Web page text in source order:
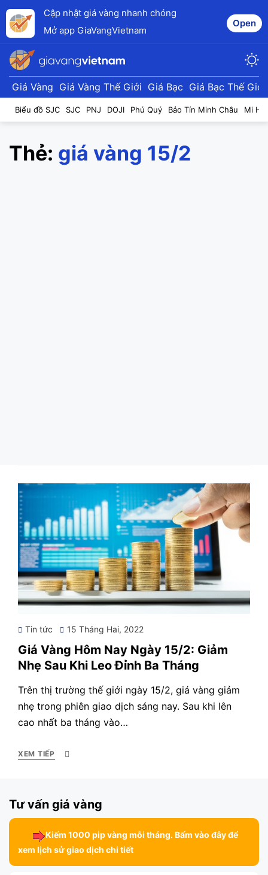
Cập nhật giá vàng nhanh chóng
Mở app GiaVangVietnam
Open
Giá Vàng Giá Vàng Thế Giới Giá Bạc Giá Bạc Thế Giới
Biểu đồ SJC SJC PNJ DOJI Phú Quý Bảo Tín Minh Châu Mi
Thẻ: giá vàng 15/2
Tin tức
Posted
15 Tháng Hai, 2022
Giá Vàng Hôm Nay Ngày 15/2: Giảm
Nhẹ Sau Khi Leo Đỉnh Ba Tháng
Trên thị trường thế giới ngày 15/2, giá vàng giảm
nhẹ trong phiên giao dịch sáng nay. Sau khi lên
cao nhất ba tháng vào…
XEM TIẾP
Tư vấn giá vàng
Kiếm 1000 pip vàng mỗi tháng. Bấm vào đây để
xem lịch sử giao dịch chi tiết